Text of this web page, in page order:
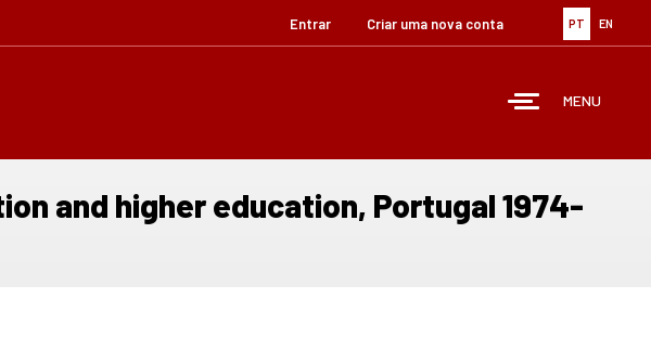
PT EN
Entrar Criar uma nova conta
MENU
and higher education, Portugal 1974-